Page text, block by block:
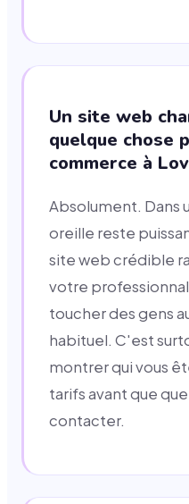
Un site web
quelque chose
commerce à
Absolument. Dans
oreille reste
site web crédible
votre
toucher des gens
habituel. C'est
montrer qui vous
tarifs avant que
contacter.